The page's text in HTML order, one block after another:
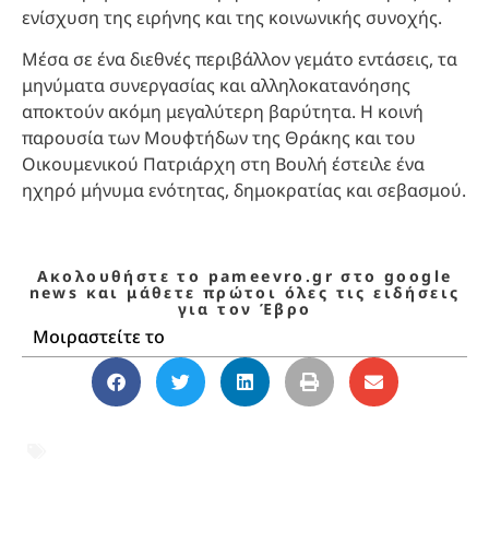
ενίσχυση της ειρήνης και της κοινωνικής συνοχής.
Μέσα σε ένα διεθνές περιβάλλον γεμάτο εντάσεις, τα
μηνύματα συνεργασίας και αλληλοκατανόησης
αποκτούν ακόμη μεγαλύτερη βαρύτητα. Η κοινή
παρουσία των Μουφτήδων της Θράκης και του
Οικουμενικού Πατριάρχη στη Βουλή έστειλε ένα
ηχηρό μήνυμα ενότητας, δημοκρατίας και σεβασμού.
Ακολουθήστε το pameevro.gr στο google
news και μάθετε πρώτοι όλες τις ειδήσεις
για τον Έβρο
Μοιραστείτε το